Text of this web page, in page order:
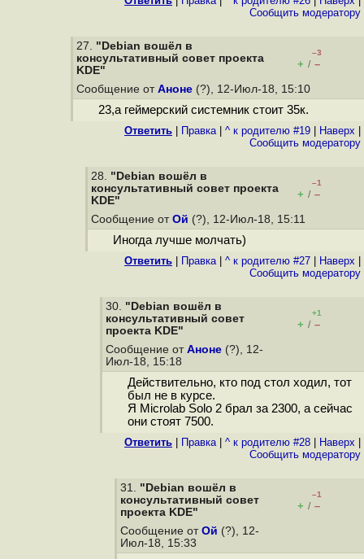
Cообщить модератору
27. "Debian вошёл в
консультативный cовет проекта
KDE"
–3
+ / –
Сообщение от Аноне (?), 12-Июл-18, 15:10
23,а геймерский системник стоит 35к.
Ответить Правка| ^ к родителю #19 Наверх
Cообщить модератору
28. "Debian вошёл в
консультативный cовет проекта
KDE"
–1
+ / –
Сообщение от Ой (?), 12-Июл-18, 15:11
Иногда лучше молчать)
Ответить Правка| ^ к родителю #27 Наверх
Cообщить модератору
30. "Debian вошёл в
консультативный cовет
проекта KDE"
+1
+ / –
Сообщение от Аноне (?), 12-
Июл-18, 15:18
Действительно, кто под стол ходил, тот
был не в курсе.
Я Microlab Solo 2 брал за 2300, а сейчас
они стоят 7500.
Ответить Правка| ^ к родителю #28 Наверх
Cообщить модератору
31. "Debian вошёл в
консультативный cовет
проекта KDE"
–1
+ / –
Сообщение от Ой (?), 12-
Июл-18, 15:33